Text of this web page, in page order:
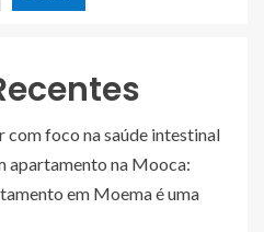
foco na saúde intestinal
apartamento na Mooca:
em Moema é uma